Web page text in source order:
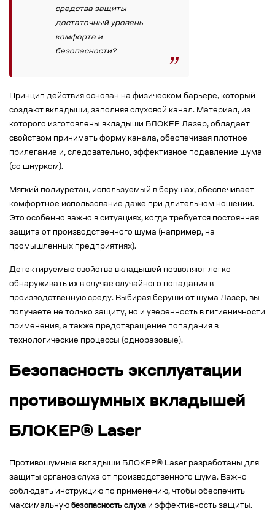
средства защиты
достаточный уровень
комфорта и
безопасности?
Принцип действия основан на физическом барьере, который
создают вкладыши, заполняя слуховой канал. Материал, из
которого изготовлены вкладыши БЛОКЕР Лазер, обладает
свойством принимать форму канала, обеспечивая плотное
прилегание и, следовательно, эффективное подавление шума
(со шнурком).
Мягкий полиуретан, используемый в берушах, обеспечивает
комфортное использование даже при длительном ношении.
Это особенно важно в ситуациях, когда требуется постоянная
защита от производственного шума (например, на
промышленных предприятиях).
Детектируемые свойства вкладышей позволяют легко
обнаруживать их в случае случайного попадания в
производственную среду. Выбирая беруши от шума Лазер, вы
получаете не только защиту, но и уверенность в гигиеничности
применения, а также предотвращение попадания в
технологические процессы (одноразовые).
Безопасность эксплуатации
противошумных вкладышей
БЛОКЕР® Laser
Противошумные вкладыши БЛОКЕР® Laser разработаны для
защиты органов слуха от производственного шума. Важно
соблюдать инструкцию по применению, чтобы обеспечить
максимальную безопасность слуха и эффективность защиты.